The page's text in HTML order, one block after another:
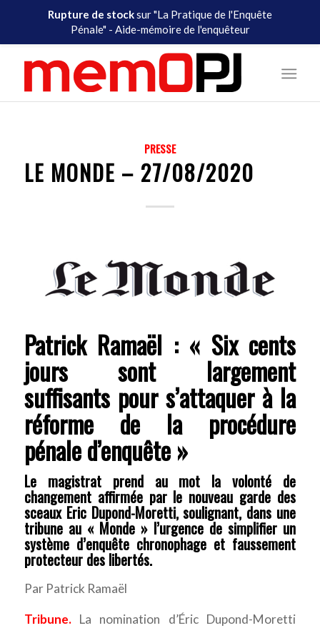
PRESSE
LE MONDE – 27/08/2020
Patrick Ramaël : « Six cents
jours sont largement
suffisants pour s’attaquer à la
réforme de la procédure
pénale d’enquête »
Le magistrat prend au mot la volonté de
changement affirmée par le nouveau garde des
sceaux Eric Dupond-Moretti, soulignant, dans une
tribune au « Monde » l’urgence de simplifier un
système d’enquête chronophage et faussement
protecteur des libertés.
Par Patrick Ramaël
Tribune.La nomination d’Éric Dupond-Moretti
Rupture de stocksur "La Pratique de l'Enquête
Pénale" - Aide-mémoire de l'enquêteur